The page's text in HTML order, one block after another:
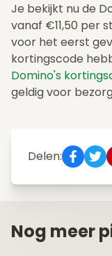
Je bekijkt nu de
vanaf €11,50 per
voor het eerst
kortingscode
Domino's
geldig voor
Delen:
Nog meer